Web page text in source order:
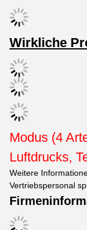
Wirkliche
Modus (4
Luftdrucks,
Weitere
Vertriebspersonal